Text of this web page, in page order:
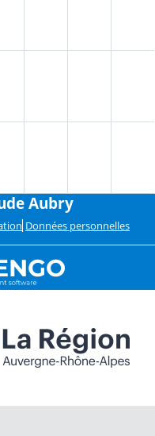
Aubry
Données personnelles